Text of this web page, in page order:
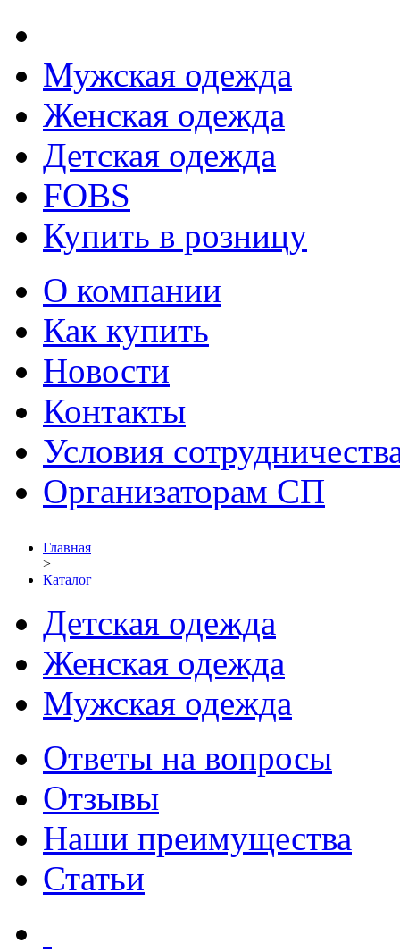
Мужская одежда
Женская одежда
Детская одежда
FOBS
Купить в розницу
О компании
Как купить
Новости
Контакты
Условия
Организаторам СП
Главная
>
Каталог
Детская одежда
Женская одежда
Мужская одежда
Ответы на вопросы
Отзывы
Наши преимущества
Статьи